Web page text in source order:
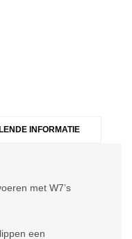
INFORMATIE
met W7’s
een